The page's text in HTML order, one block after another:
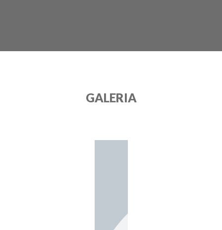
GALERIA